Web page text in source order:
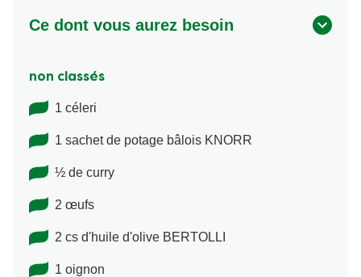
Ce dont vous aurez besoin
non classés
1 céleri
1 sachet de potage bâlois KNORR
½ de curry
2 œufs
2 cs d'huile d'olive BERTOLLI
1 oignon